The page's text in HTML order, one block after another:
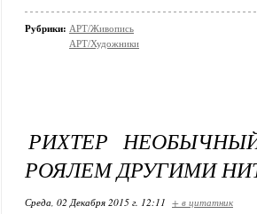
Рубрики: АРТ/Живопись
АРТ/Художники
РИХТЕР
РОЯЛЕМ ДРУГИМИ
Среда, 02 Декабря 2015 г. 12:11 + в цитатник